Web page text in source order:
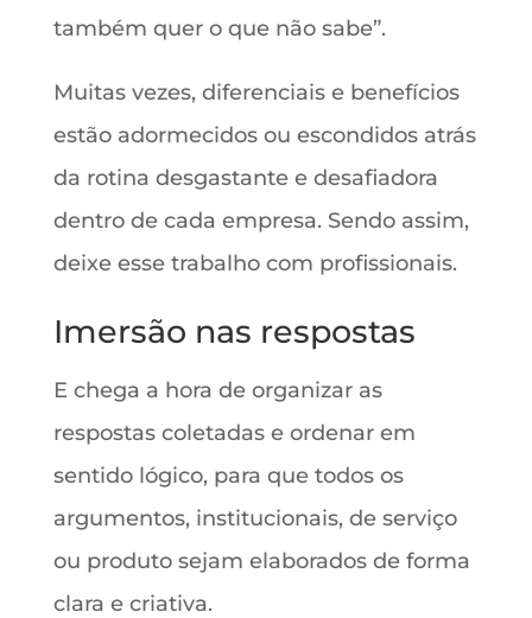
também quer o que não sabe”.
Muitas vezes, diferenciais e benefícios
estão adormecidos ou escondidos atrás
da rotina desgastante e desafiadora
dentro de cada empresa. Sendo assim,
deixe esse trabalho com profissionais.
Imersão nas respostas
E chega a hora de organizar as
respostas coletadas e ordenar em
sentido lógico, para que todos os
argumentos, institucionais, de serviço
ou produto sejam elaborados de forma
clara e criativa.